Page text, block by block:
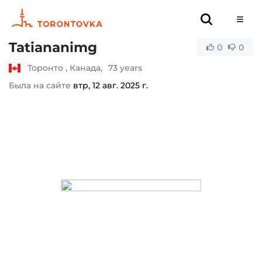
Tatiananimg
Торонто , Канада, 73 years
Была на сайте втр, 12 авг. 2025 г.
0 0